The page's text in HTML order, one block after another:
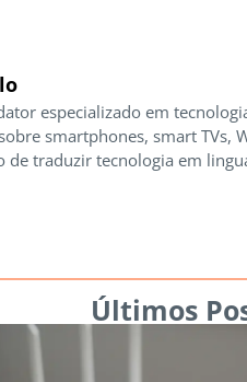
especializado em
smartphones, smart
de traduzir tecnologia em
Últimos